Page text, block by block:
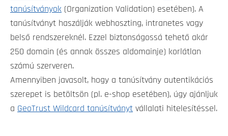
tanúsítványok (Organization Validation) esetében). A
tanúsítványt haszálják webhoszting, intranetes vagy
belső rendszereknél. Ezzel biztonságossá tehető akár
250 domain (és annak összes aldomainje) korlátlan
számú szerveren.
Amennyiben javasolt, hogy a tanúsítvány autentikációs
szerepet is betöltsön (pl. e-shop esetében), úgy ajánljuk
a GeoTrust Wildcard tanúsítványt vállalati hitelesítéssel.